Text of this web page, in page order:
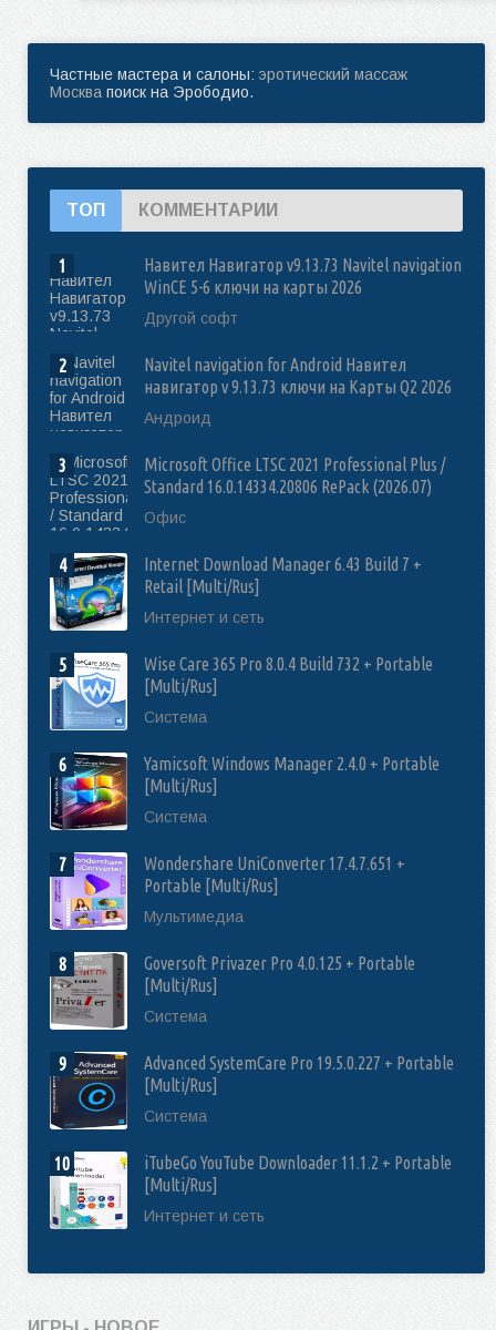
Частные мастера и салоны: эротический массаж
Москва поиск на Эрободио.
ТОП КОММЕНТАРИИ
1
Навител Навигатор v9.13.73 Navitel navigation
WinCE 5-6 ключи на карты 2026
Другой софт
2
Navitel navigation for Android Навител
навигатор v 9.13.73 ключи на Карты Q2 2026
Андроид
3
Microsoft Office LTSC 2021 Professional Plus /
Standard 16.0.14334.20806 RePack (2026.07)
Офис
4
Internet Download Manager 6.43 Build 7 +
Retail [Multi/Rus]
Интернет и сеть
5
Wise Care 365 Pro 8.0.4 Build 732 + Portable
[Multi/Rus]
Система
6
Yamicsoft Windows Manager 2.4.0 + Portable
[Multi/Rus]
Система
7
Wondershare UniConverter 17.4.7.651 +
Portable [Multi/Rus]
Мультимедиа
8
Goversoft Privazer Pro 4.0.125 + Portable
[Multi/Rus]
Система
9
Advanced SystemCare Pro 19.5.0.227 + Portable
[Multi/Rus]
Система
10
iTubeGo YouTube Downloader 11.1.2 + Portable
[Multi/Rus]
Интернет и сеть